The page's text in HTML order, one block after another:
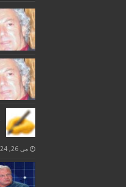
می 26, 2024